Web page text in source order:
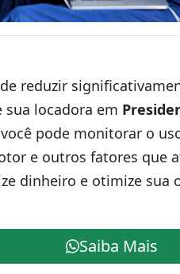
reduzir
sua locadora em
pode monitorar o
e outros fatores que
dinheiro e otimize sua
Saiba Mais